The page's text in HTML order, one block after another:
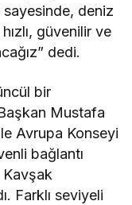
sayesinde, deniz
güvenilir ve
dedi.
bir
Başkan Mustafa
Avrupa Konseyi
bağlantı
Kavşak
Farklı seviyeli